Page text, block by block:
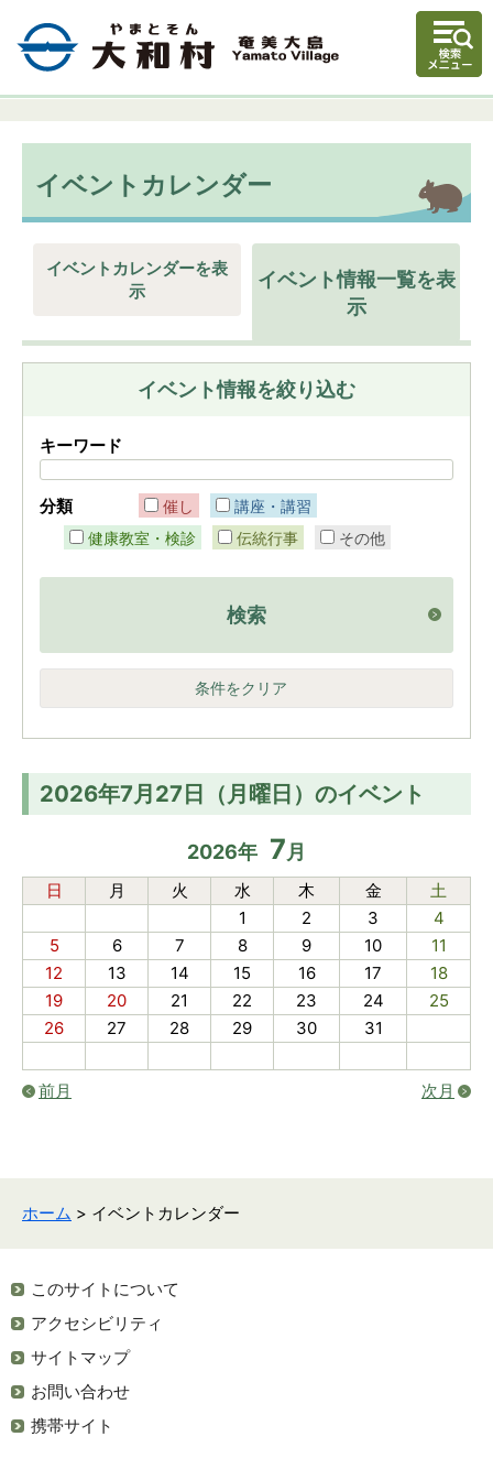
イベントカレンダー
イベントカレンダーを表
示
イベント情報一覧を表
示
イベント情報を絞り込む
キーワード
分類 催し
講座・講習
健康教室・検診
伝統行事 その他
検索
条件をクリア
2026年7月27日（月曜日）のイベント
2026年 7月
日 月 火 水 木 金
土
1
2 3
4
5
6 7 8 9 10
11
12
13 14 15 16 17
18
19
20 21 22 23 24
25
26
27 28 29 30 31
前月 次月
ホーム > イベントカレンダー
このサイトについて
アクセシビリティ
サイトマップ
お問い合わせ
携帯サイト